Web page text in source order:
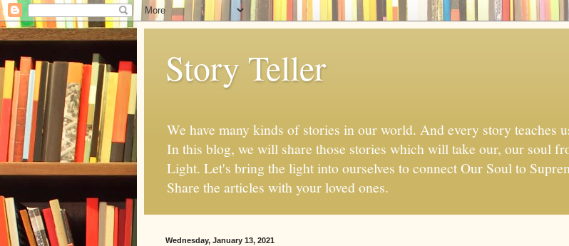
Story Teller
We have many kinds of stories in our world. And every story teaches
In this blog, we will share those stories which will take our, our soul
Light. Let's bring the light into ourselves to connect Our Soul to
Share the articles with your loved ones.
Wednesday, January 13, 2021